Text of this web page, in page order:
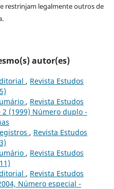
restrinjam legalmente outros de
autor(es)
, Revista Estudos
, Revista Estudos
2 (1999) Número duplo -
, Revista Estudos
, Revista Estudos
, Revista Estudos
Número especial -